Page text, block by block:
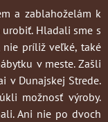
a zablahoželám k
Hladali sme s
nie príliž veľké, také
v meste. Zašli
v Dunajskej Strede.
možnosť výroby.
Ani nie po dvoch